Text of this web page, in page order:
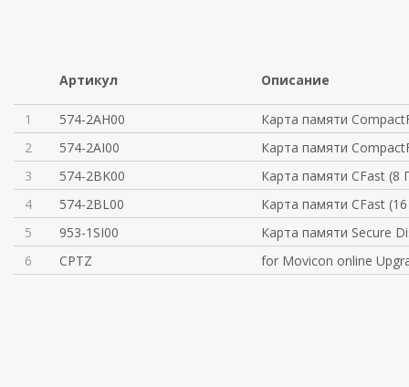
Артикул Описание
1 574-2AH00
Карта памяти
2
574-2AI00
Карта памяти
3
574-2BK00
Карта памяти CFast (8
4
574-2BL00
Карта памяти CFast
5
953-1SI00
Карта памяти Secure
6
CPTZ for Movicon online